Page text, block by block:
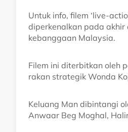
Untuk info, filem ‘live-
diperkenalkan pada
kebanggaan Malaysia.
Filem ini diterbitkan oleh
rakan strategik Wonda
Keluang Man dibintangi
Anwaar Beg Moghal,